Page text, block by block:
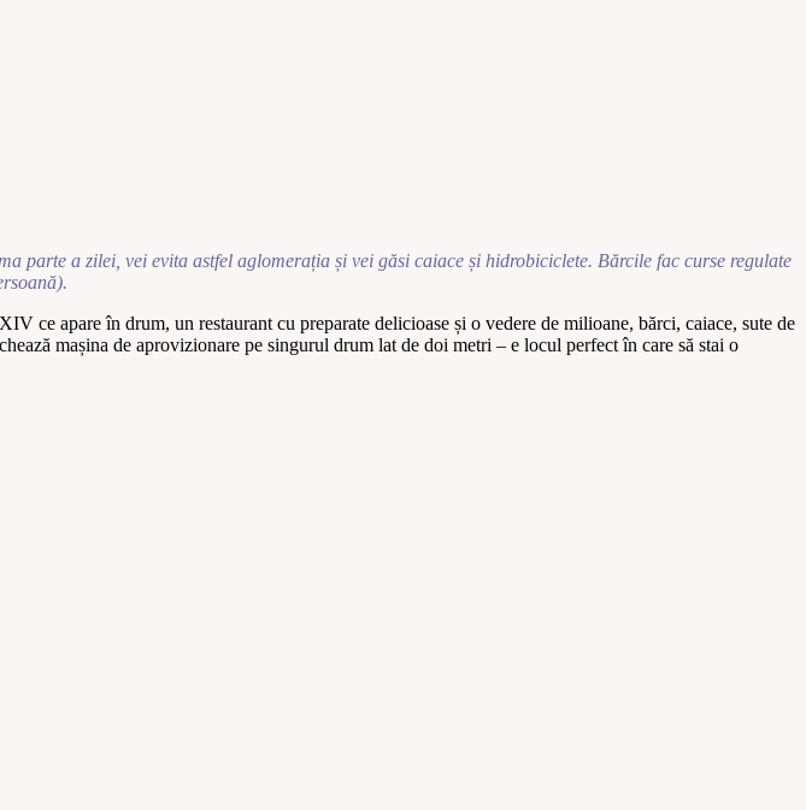
parte a zilei, vei evita astfel aglomerația și vei găsi caiace și hidrobiciclete. Bărcile fac curse regulate
ce apare în drum, un restaurant cu preparate delicioase și o vedere de milioane, bărci, caiace, sute de
mașina de aprovizionare pe singurul drum lat de doi metri – e locul perfect în care să stai o